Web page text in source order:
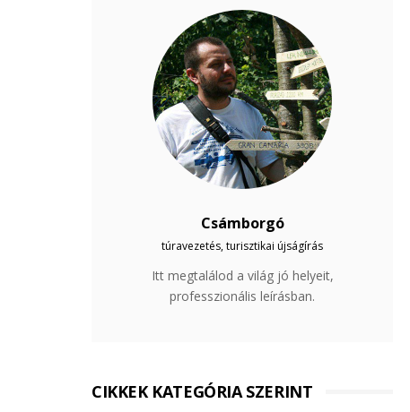
Csámborgó
túravezetés, turisztikai újságírás
Itt megtalálod a világ jó helyeit,
professzionális leírásban.
CIKKEK KATEGÓRIA SZERINT